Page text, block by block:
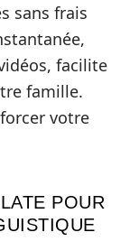
sans frais
facilite
famille.
votre
POUR